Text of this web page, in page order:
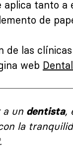
aplica tanto
de
de las
web
a un dentista,
la
.